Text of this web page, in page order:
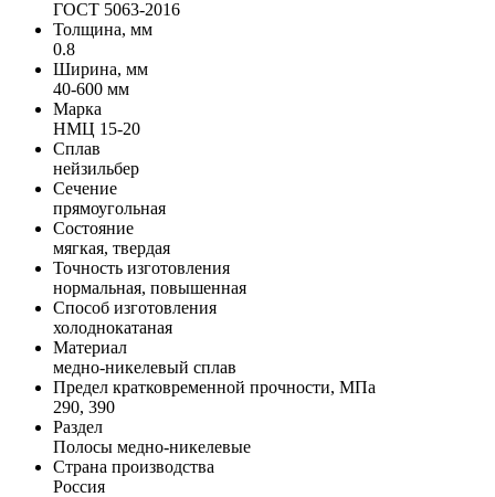
ГОСТ 5063-2016
Толщина, мм
0.8
Ширина, мм
40-600 мм
Марка
НМЦ 15-20
Сплав
нейзильбер
Сечение
прямоугольная
Состояние
мягкая, твердая
Точность изготовления
нормальная, повышенная
Способ изготовления
холоднокатаная
Материал
медно-никелевый сплав
Предел кратковременной прочности, МПа
290, 390
Раздел
Полосы медно-никелевые
Страна производства
Россия